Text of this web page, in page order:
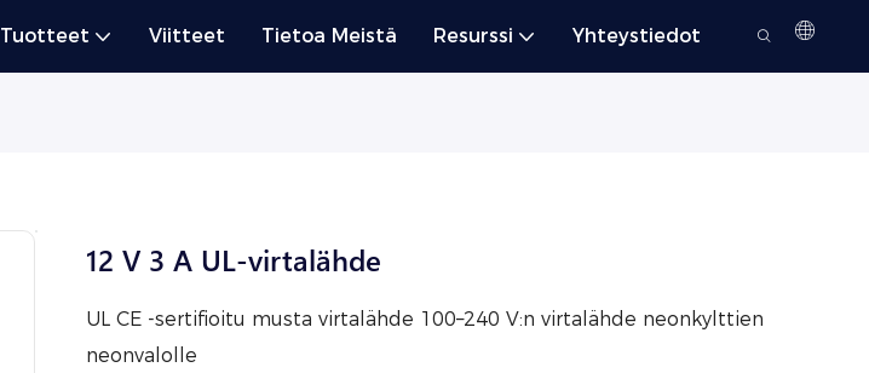
Tuotteet Viitteet Tietoa Meistä Resurssi Yhteystiedot
12 V 3 A UL-virtalähde
UL CE -sertifioitu musta virtalähde 100–240 V:n virtalähde neonkylttien
neonvalolle